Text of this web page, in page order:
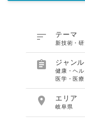
 テーマ
新技術・
 ジャンル
健康・ヘル
医学・医
 エリア
岐阜県